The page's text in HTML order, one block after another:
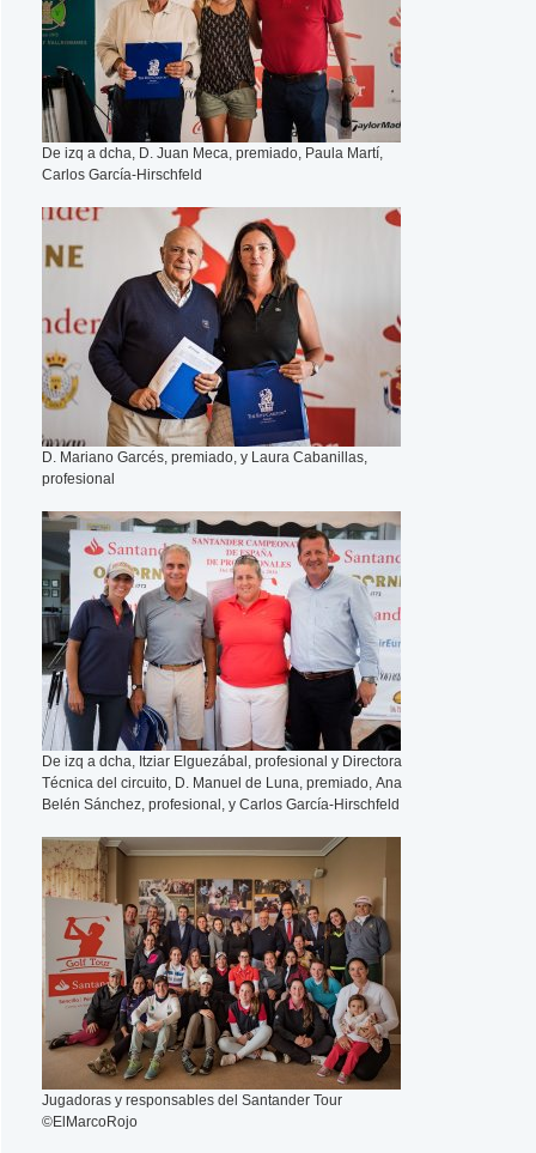
De izq a dcha, D. Juan Meca, premiado, Paula Martí,
Carlos García-Hirschfeld
D. Mariano Garcés, premiado, y Laura Cabanillas,
profesional
De izq a dcha, Itziar Elguezábal, profesional y Directora
Técnica del circuito, D. Manuel de Luna, premiado, Ana
Belén Sánchez, profesional, y Carlos García-Hirschfeld
Jugadoras y responsables del Santander Tour
©ElMarcoRojo